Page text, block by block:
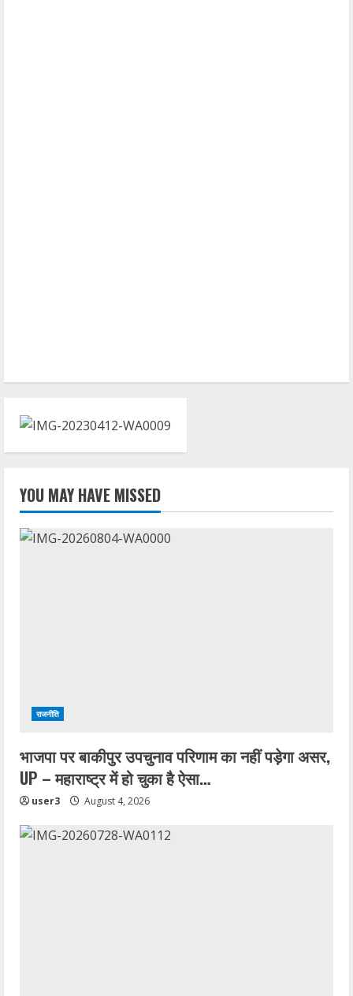
YOU MAY HAVE MISSED
राजनीति
भाजपा पर बाकीपुर उपचुनाव परिणाम का नहीं पड़ेगा असर,
UP – महाराष्ट्र में हो चुका है ऐसा…
user3 August 4, 2026